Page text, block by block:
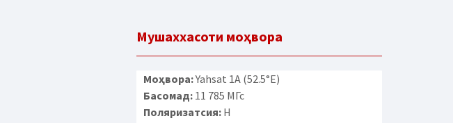
Мушаххасоти моҳвора
Моҳвора:Yahsat 1A (52.5°E)
Басомад:11 785 МГс
Поляризатсия:H